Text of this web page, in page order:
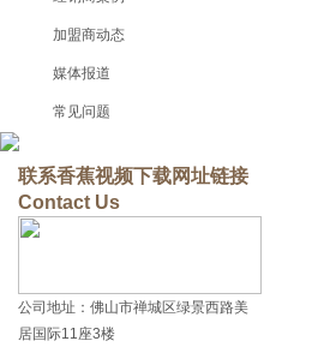
加盟商动态
媒体报道
常见问题
联系香蕉视频下载网址链接
Contact Us
公司地址：佛山市禅城区绿景西路美
居国际11座3楼